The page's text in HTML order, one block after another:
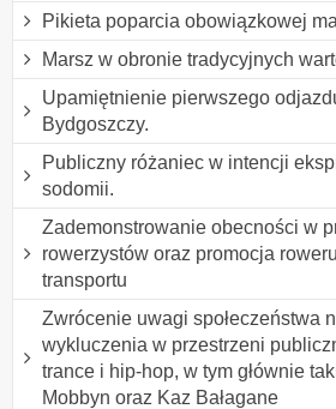
Pikieta poparcia obowiązkowej
Marsz w obronie tradycyjnych
Upamiętnienie pierwszego
Bydgoszczy.
Publiczny różaniec w intencji
sodomii.
Zademonstrowanie obecności w
rowerzystów oraz promocja
transportu
Zwrócenie uwagi społeczeństwa
wykluczenia w przestrzeni
trance i hip-hop, w tym głównie
Mobbyn oraz Kaz Bałagane